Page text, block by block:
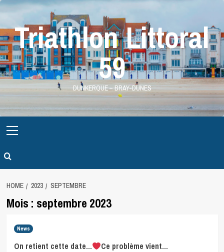
Skip
contentTriathlon Littoral
59
DUNKERQUE – BRAY-DUNES
Menu
HOME 2023 SEPTEMBRE
Mois : septembre 2023
News
On retient cette date… Ce problème vient…